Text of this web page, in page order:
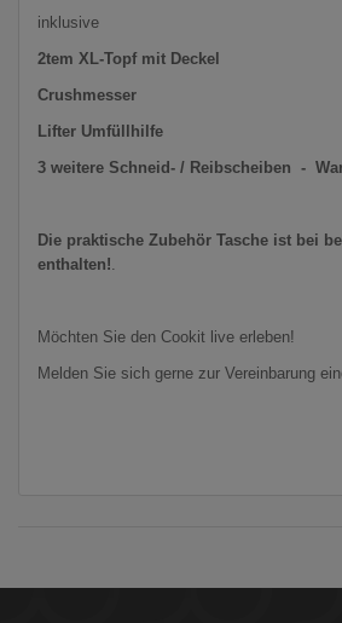
inklusive
2tem XL-Topf mit Deckel
Crushmesser
Lifter Umfüllhilfe
3 weitere Schneid- / Reibscheiben -
Die praktische Zubehör Tasche ist bei
enthalten!
Möchten Sie den Cookit live erleben!
Melden Sie sich gerne zur Vereinbarung